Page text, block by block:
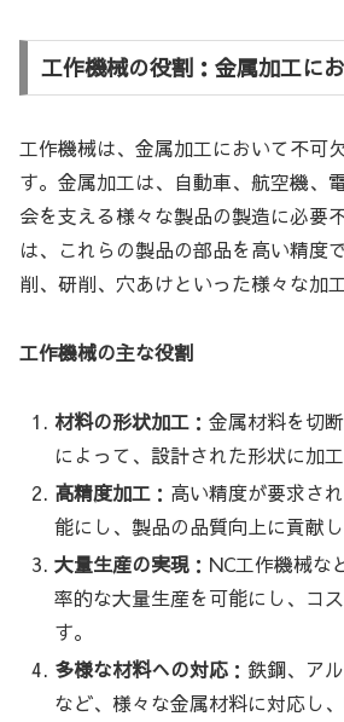
工作機械の役割：金属加工に
工作機械は、金属加工において不可
す。金属加工は、自動車、航空機、
会を支える様々な製品の製造に必要
は、これらの製品の部品を高い精度
削、研削、穴あけといった様々な加
工作機械の主な役割
材料の形状加工 ：金属材料を切
によって、設計された形状に加工
高精度加工 ：高い精度が要求さ
能にし、製品の品質向上に貢献し
大量生産の実現 ：NC工作機械
率的な大量生産を可能にし、コ
す。
多様な材料への対応 ：鉄鋼、ア
など、様々な金属材料に対応し